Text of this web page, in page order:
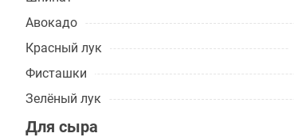
Авокадо
Красный лук
Фисташки
Зелёный лук
Для сыра